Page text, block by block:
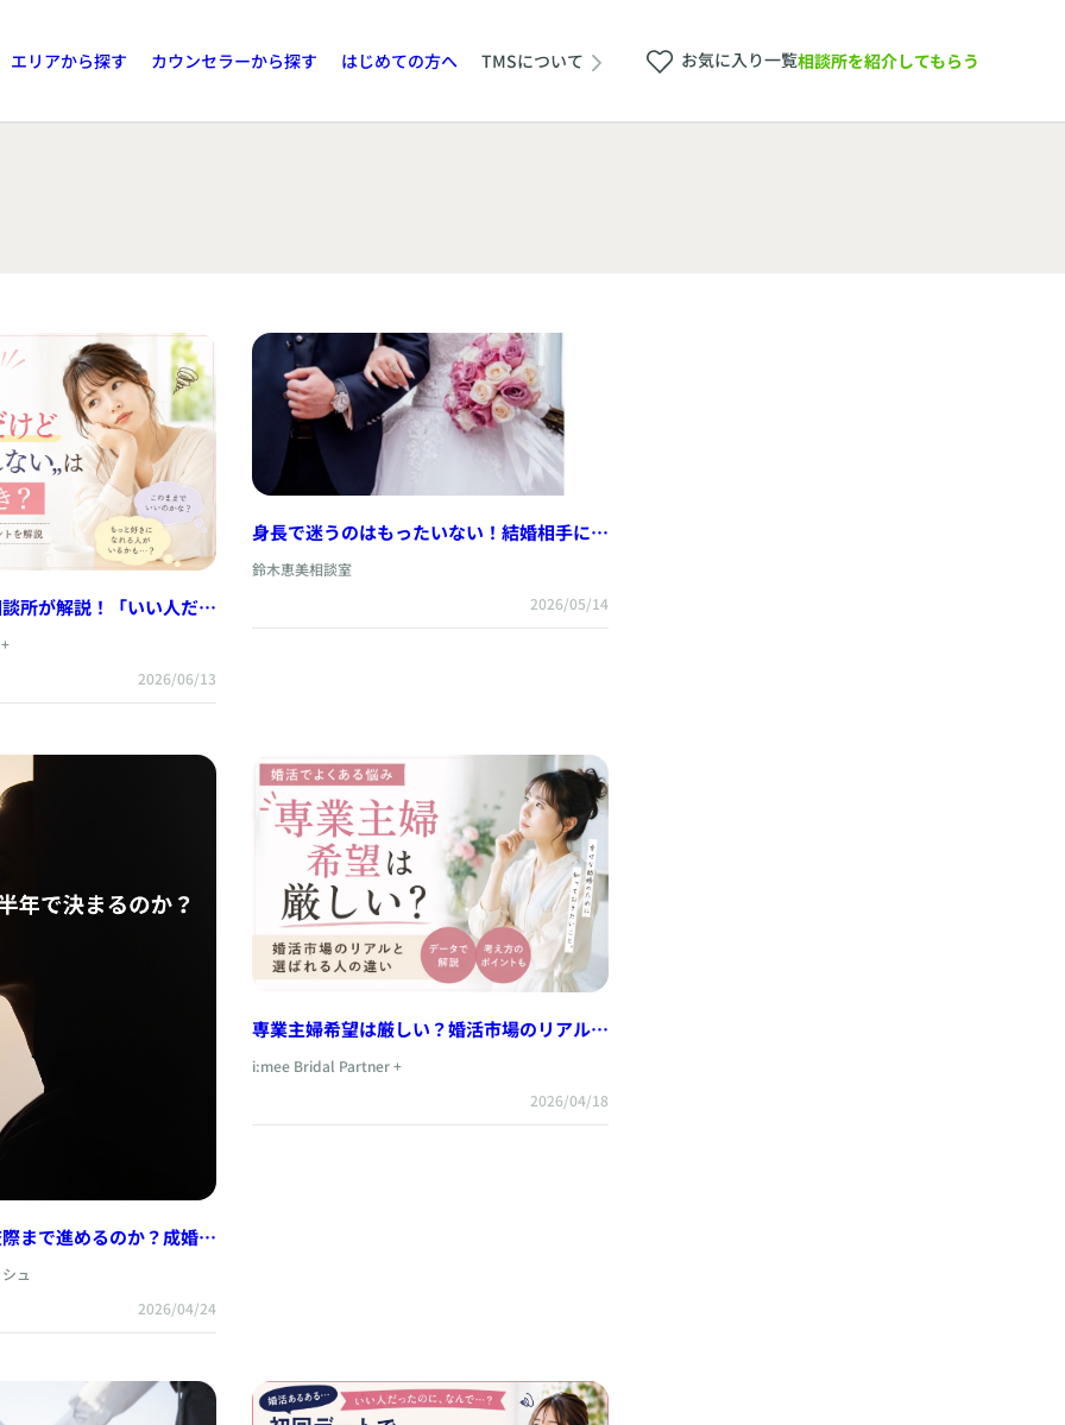
エリアから探す カウンセラーから探す はじめての方へ TMSについて お気に入り一覧相談所を紹介してもらう
所が解説！「いい人だけ
2026/06/13
身長で迷うのはもったいない！結婚相手にふ
鈴木恵美相談室
2026/05/14
まで進めるのか？成婚に
ュ
2026/04/24
専業主婦希望は厳しい？婚活市場のリアルと
i:mee Bridal Partner +
2026/04/18